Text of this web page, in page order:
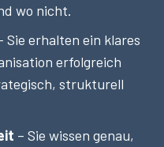
wo nicht.
Sie erhalten ein klares
erfolgreich
strukturell
– Sie wissen genau,